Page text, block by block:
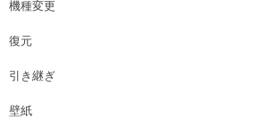
機種変更
復元
引き継ぎ
壁紙